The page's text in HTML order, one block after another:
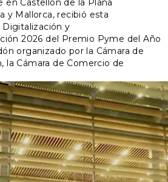
en Castellón de la Plana
y Mallorca, recibió esta
Digitalización y
2026 del Premio Pyme del Año
organizado por la Cámara de
la Cámara de Comercio de